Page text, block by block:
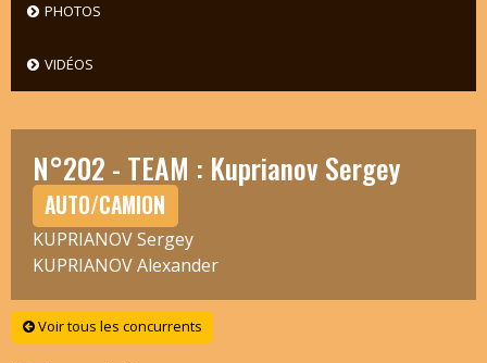
PHOTOS
VIDÉOS
N°202 - TEAM : Kuprianov Sergey
AUTO/CAMION
KUPRIANOV Sergey
KUPRIANOV Alexander
Voir tous les concurrents